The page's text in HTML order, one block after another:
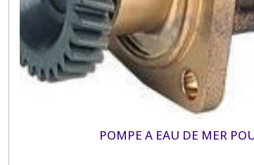
POMPE A EAU DE MER